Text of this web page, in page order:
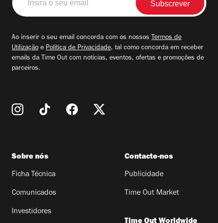
o
seu
Ao inserir o seu email concorda com os nossos Termos de
Utilização e Política de Privacidade, tal como concorda em receber
emails da Time Out com notícias, eventos, ofertas e promoções de
parceiros.
Sobre nós
Ficha Técnica
Comunicados
Investidores
Contacte-nos
Publicidade
Time Out Market
Time Out Worldwide